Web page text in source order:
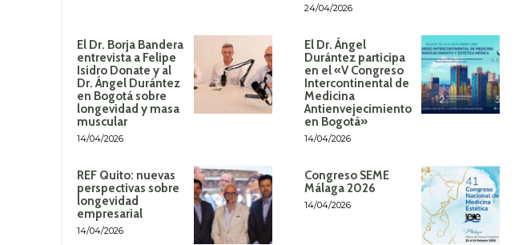
24/04/2026
El Dr. Borja Bandera
entrevista a Felipe
Isidro Donate y al
Dr. Ángel Durántez
en Bogotá sobre
longevidad y masa
muscular
14/04/2026
El Dr. Ángel
Durántez participa
en el «V Congreso
Intercontinental de
Medicina
Antienvejecimiento
en Bogotá»
14/04/2026
REF Quito: nuevas
perspectivas sobre
longevidad
empresarial
14/04/2026
Congreso SEME
Málaga 2026
14/04/2026